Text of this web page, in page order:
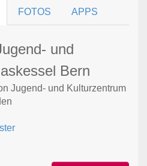
FOTOS APPS
und
Bern
Jugend- und Kulturzentrum